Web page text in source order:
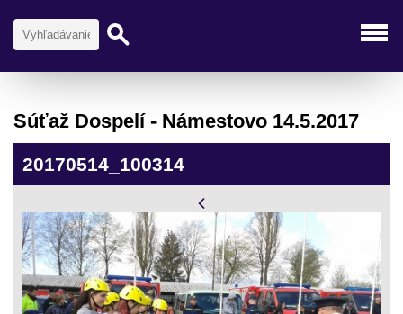
Súťaž Dospelí - Námestovo 14.5.2017
20170514_100314